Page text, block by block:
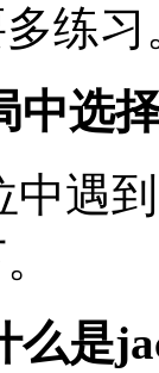
练习
中选
中遇
么是